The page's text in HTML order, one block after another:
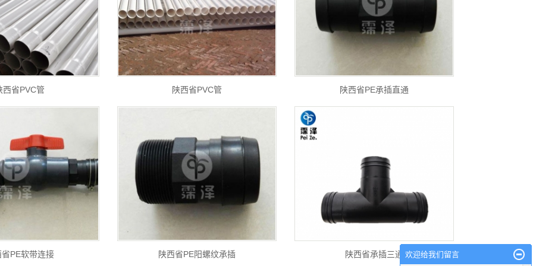
西省PVC管 陕西省PVC管 陕西省PE承插直通
PE软带连接 陕西省PE阳螺纹承插 陕西省承插三通 欢迎给我们留言